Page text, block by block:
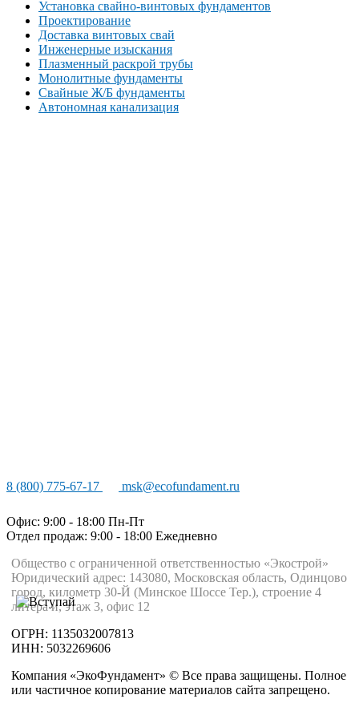
Установка свайно-винтовых фундаментов
Проектирование
Доставка винтовых свай
Инженерные изыскания
Плазменный раскрой трубы
Монолитные фундаменты
Свайные Ж/Б фундаменты
Автономная канализация
8 (800) 775-67-17 msk@ecofundament.ru
Офис: 9:00 - 18:00 Пн-Пт
Отдел продаж: 9:00 - 18:00 Ежедневно
Общество с ограниченной ответственностью «Экострой»
Юридический адрес: 143080, Московская область, Одинцово
город, километр 30-Й (Минское Шоссе Тер.), строение 4
литера и, этаж 3, офис 12
ОГРН: 1135032007813
ИНН: 5032269606
Компания «ЭкоФундамент» © Все права защищены. Полное
или частичное копирование материалов сайта запрещено.